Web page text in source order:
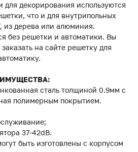
для декорирования используются
что и для внутрипольных
из дерева или алюминия.
без решетки и автоматики. Вы
на сайте решетку для
сталь толщиной 0.9мм с
полимерным покрытием.
37-42dB.
быть изготовлены с корпусом